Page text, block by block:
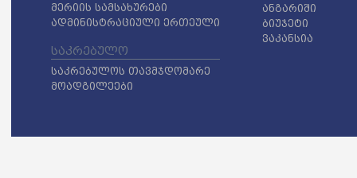
მერიის სამსახურები
ადმინისტრაციული ერთეული
საკრებულო
საკრებულოს თავმჯდომარე
მოადგილეები
ანგარიში
ბიუჯეტი
ვაკანსია